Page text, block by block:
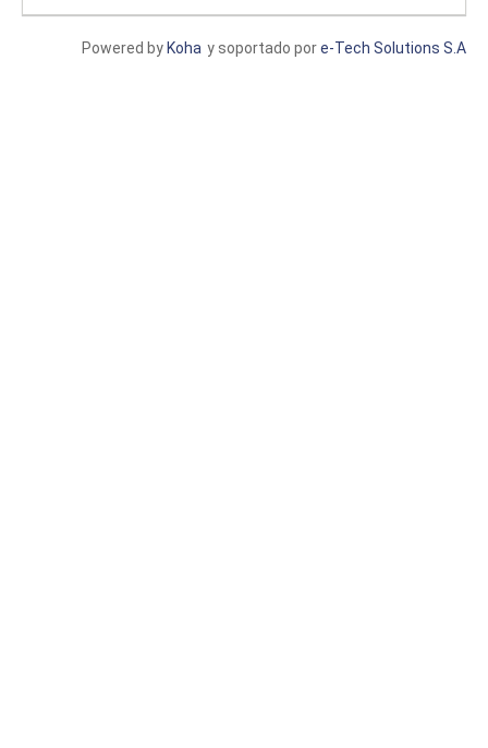
y soportado pore-Tech Solutions S.A
Powered by Koha